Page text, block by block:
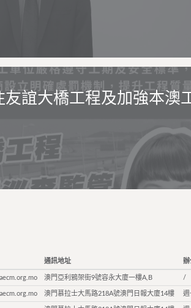
友誼大橋工程及加強本澳
通訊地址 辦
澳門亞利鴉架街9號容永大廈一樓A,B /
澳門慕拉士大馬路218A號澳門日報大廈14樓 週